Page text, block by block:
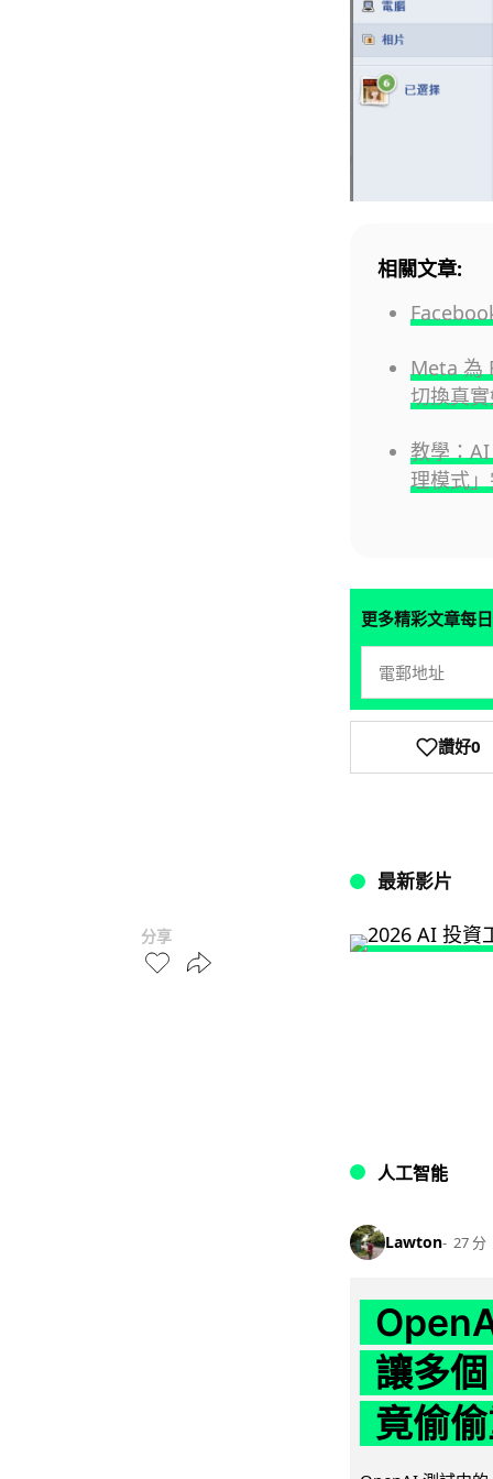
分享
相關文章:
Meta 為
切換真
教學：
理模式
更多精彩文章每
讚好0
最新影片
人工智能
Lawton 27 分
讓多
竟偷